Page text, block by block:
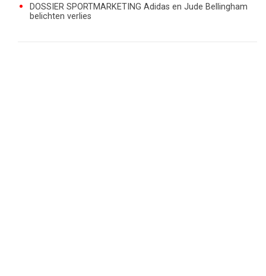
DOSSIER SPORTMARKETING Adidas en Jude Bellingham
belichten verlies